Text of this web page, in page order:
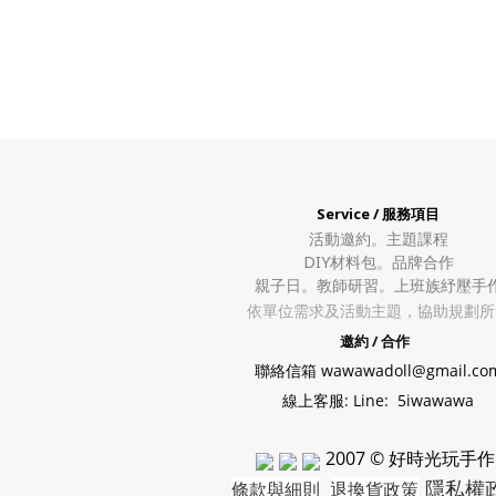
Service / 服務項目
活動邀約。 主題課程
DIY材料包。 品牌合作
親子日。教師研習。上班族紓壓手
依單位需求及活動主題，協助規劃
邀約 / 合作
聯絡信箱
線上客服: Line: 5iwawawa
2007 © 好時光玩手作
條款與細則 退換貨政策 隱私權